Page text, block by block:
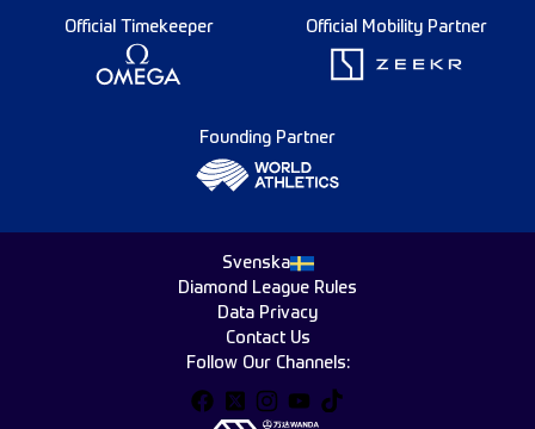
Official Timekeeper Official Mobility Partner
Founding Partner
Follow Our Channels:
Svenska
Diamond League Rules
Data Privacy
Contact Us